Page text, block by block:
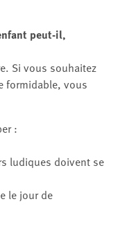
peut-il,
Si vous souhaitez
formidable, vous
:
ludiques doivent se
le jour de